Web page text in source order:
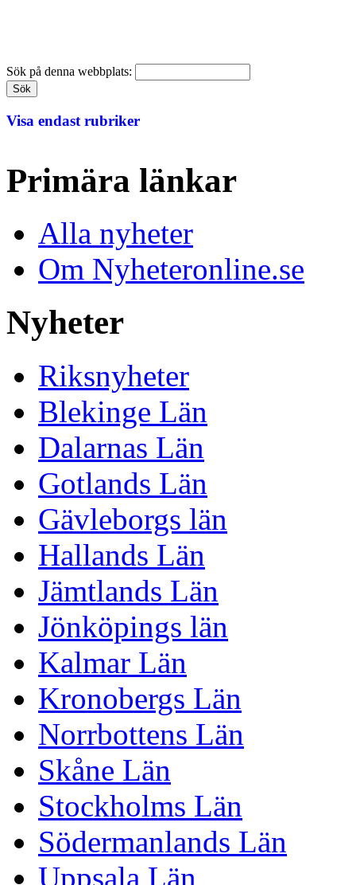
Sök på denna webbplats:
Visa endast rubriker
Primära länkar
Alla nyheter
Om Nyheteronline.se
Nyheter
Riksnyheter
Blekinge Län
Dalarnas Län
Gotlands Län
Gävleborgs län
Hallands Län
Jämtlands Län
Jönköpings län
Kalmar Län
Kronobergs Län
Norrbottens Län
Skåne Län
Stockholms Län
Södermanlands Län
Uppsala Län